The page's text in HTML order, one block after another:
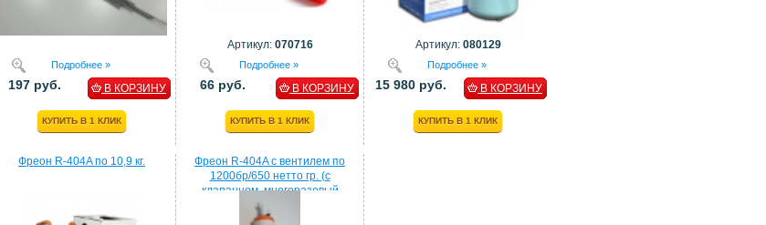
Подробнее »
197 руб. В КОРЗИНУ
КУПИТЬ В 1 КЛИК
Артикул: 070716
Подробнее »
66 руб. В КОРЗИНУ
КУПИТЬ В 1 КЛИК
Артикул: 080129
Подробнее »
15 980 руб. В КОРЗИНУ
КУПИТЬ В 1 КЛИК
Фреон R-404A по 10,9 кг.
Фреон R-404A с вентилем по
1200бр/650 нетто гр. (с
клапанном, многоразовый
балон)